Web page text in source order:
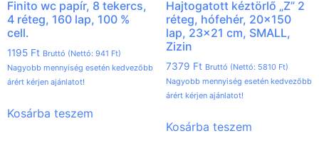
Finito wc papír, 8 tekercs,
4 réteg, 160 lap, 100 %
cell.
1195 Ft Bruttó (Nettó: 941 Ft)
Nagyobb mennyiség esetén kedvezőbb
árért kérjen ajánlatot!
Kosárba teszem
Hajtogatott kéztörlő „Z” 2
réteg, hófehér, 20×150
lap, 23×21 cm, SMALL,
Zizin
7379 Ft Bruttó (Nettó: 5810 Ft)
Nagyobb mennyiség esetén kedvezőbb
árért kérjen ajánlatot!
Kosárba teszem